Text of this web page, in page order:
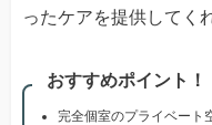
ったケアを提供してく
おすすめポイント！
完全個室のプライベート